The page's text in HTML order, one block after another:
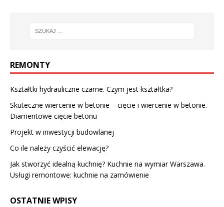
REMONTY
Kształtki hydrauliczne czarne. Czym jest kształtka?
Skuteczne wiercenie w betonie – cięcie i wiercenie w betonie.
Diamentowe cięcie betonu
Projekt w inwestycji budowlanej
Co ile należy czyścić elewację?
Jak stworzyć idealną kuchnię? Kuchnie na wymiar Warszawa.
Usługi remontowe: kuchnie na zamówienie
OSTATNIE WPISY